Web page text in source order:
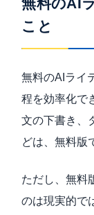
無料のAI
こと
無料のAIライ
程を効率化で
文の下書き、
どは、無料版
ただし、無料
のは現実的で